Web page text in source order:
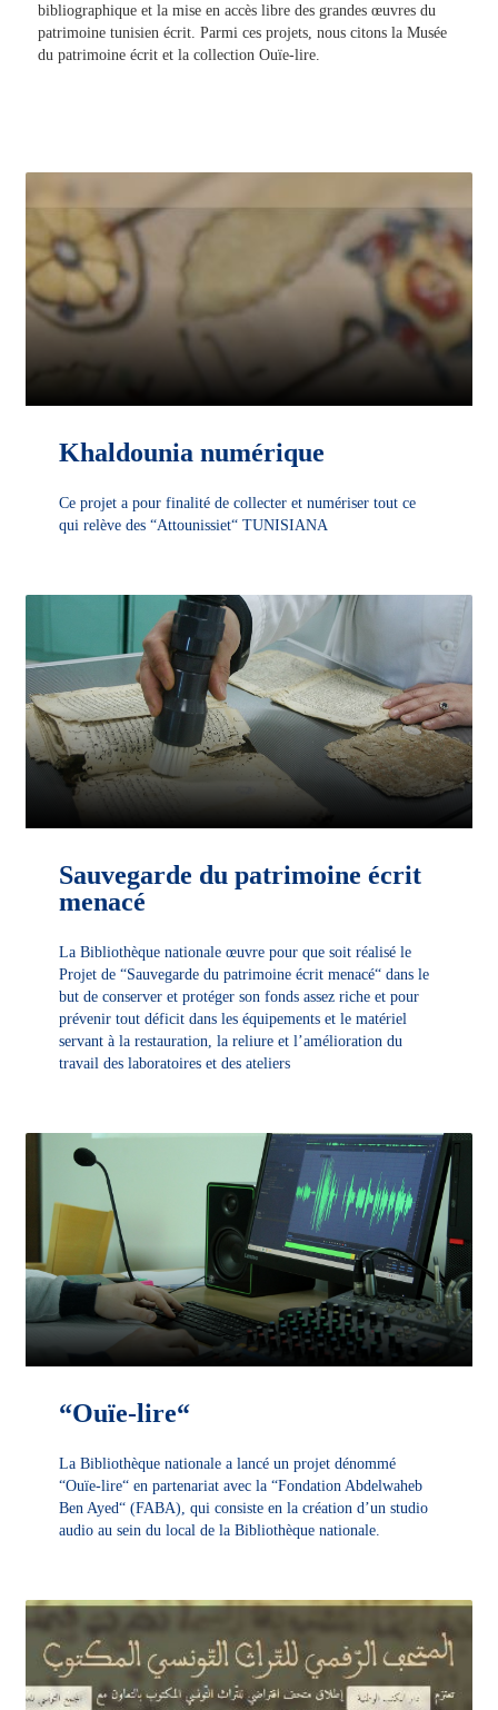
bibliographique et la mise en accès libre des grandes œuvres du
patrimoine tunisien écrit. Parmi ces projets, nous citons la Musée
du patrimoine écrit et la collection Ouïe-lire.
Khaldounia numérique
Ce projet a pour finalité de collecter et numériser tout ce
qui relève des “Attounissiet“ TUNISIANA
Sauvegarde du patrimoine écrit
menacé
La Bibliothèque nationale œuvre pour que soit réalisé le
Projet de “Sauvegarde du patrimoine écrit menacé“ dans le
but de conserver et protéger son fonds assez riche et pour
prévenir tout déficit dans les équipements et le matériel
servant à la restauration, la reliure et l’amélioration du
travail des laboratoires et des ateliers
“Ouïe-lire“
La Bibliothèque nationale a lancé un projet dénommé
“Ouïe-lire“ en partenariat avec la “Fondation Abdelwaheb
Ben Ayed“ (FABA), qui consiste en la création d’un studio
audio au sein du local de la Bibliothèque nationale.